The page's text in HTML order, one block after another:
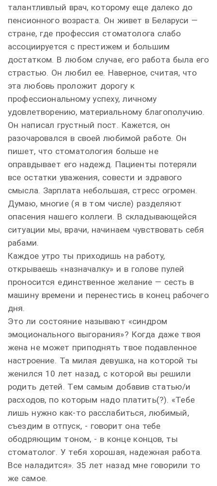
талантливлый врач, которому еще далеко до
пенсионного возраста. Он живет в Беларуси —
стране, где профессия стоматолога слабо
ассоциируется с престижем и большим
достатком. В любом случае, его работа была его
страстью. Он любил ее. Наверное, считая, что
эта любовь проложит дорогу к
профессиональному успеху, личному
удовлетворению, материальному благополучию.
Он написал грустный пост. Кажется, он
разочаровался в своей любимой работе. Он
пишет, что стоматология больше не
оправдывает его надежд. Пациенты потеряли
все остатки уважения, совести и здравого
смысла. Зарплата небольшая, стресс огромен.
Думаю, многие (я в том числе) разделяют
опасения нашего коллеги. В складывающейся
ситуации мы, врачи, начинаем чувствовать себя
рабами.
Каждое утро ты приходишь на работу,
открываешь «назначалку» и в голове пулей
проносится единственное желание — сесть в
машину времени и перенестись в конец рабочего
дня.
Это ли состояние называют «синдром
эмоционального выгорания»? Когда даже твоя
жена не может приподнять твое подавленное
настроение. Та милая девушка, на которой ты
женился 10 лет назад, с которой вы решили
родить детей. Тем самым добавив статью/и
расходов, по которым надо платить(?). «Тебе
лишь нужно как-то расслабиться, любимый,
съездим в отпуск, - говорит она тебе
ободряющим тоном, - в конце концов, ты
стоматолог. У тебя хорошая, надежная работа.
Все наладится». 35 лет назад мне говорили то
же самое.